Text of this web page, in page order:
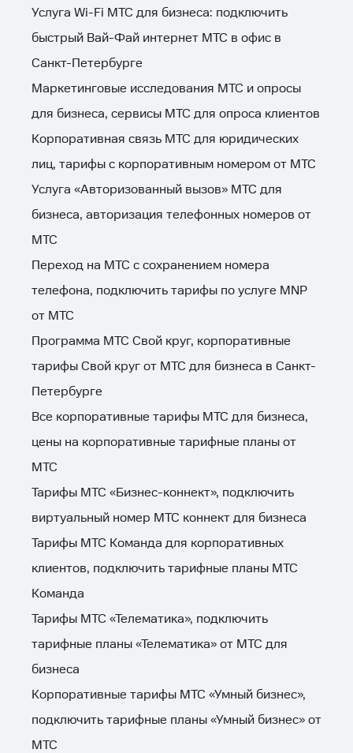
Услуга Wi-Fi МТС для бизнеса: подключить
быстрый Вай-Фай интернет МТС в офис в
Санкт-Петербурге
Маркетинговые исследования МТС и опросы
для бизнеса, сервисы МТС для опроса клиентов
Корпоративная связь МТС для юридических
лиц, тарифы с корпоративным номером от МТС
Услуга «Авторизованный вызов» МТС для
бизнеса, авторизация телефонных номеров от
МТС
Переход на МТС с сохранением номера
телефона, подключить тарифы по услуге MNP
от МТС
Программа МТС Свой круг, корпоративные
тарифы Свой круг от МТС для бизнеса в Санкт-
Петербурге
Все корпоративные тарифы МТС для бизнеса,
цены на корпоративные тарифные планы от
МТС
Тарифы МТС «Бизнес-коннект», подключить
виртуальный номер МТС коннект для бизнеса
Тарифы МТС Команда для корпоративных
клиентов, подключить тарифные планы МТС
Команда
Тарифы МТС «Телематика», подключить
тарифные планы «Телематика» от МТС для
бизнеса
Корпоративные тарифы МТС «Умный бизнес»,
подключить тарифные планы «Умный бизнес» от
МТС